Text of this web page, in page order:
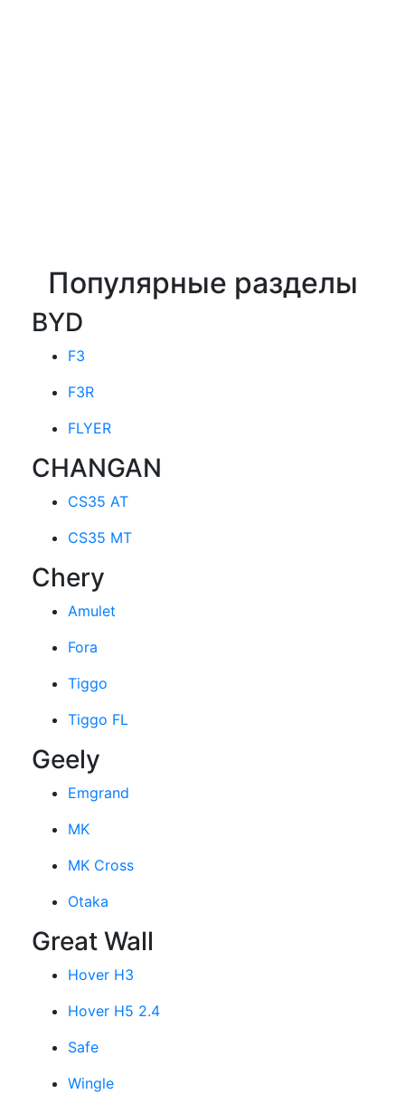
Популярные разделы
BYD
F3
F3R
FLYER
CHANGAN
CS35 AT
CS35 MT
Chery
Amulet
Fora
Tiggo
Tiggo FL
Geely
Emgrand
MK
MK Cross
Otaka
Great Wall
Hover H3
Hover H5 2.4
Safe
Wingle